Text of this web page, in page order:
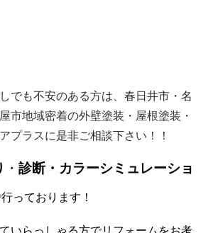
でも不安のある方は、春日井市・名
市地域密着の外壁塗装・屋根塗装・
プラスに是非ご相談下さい！！
・ 診断・カラーシミュレーショ
っております！
いらっしゃる方でリフォームをお考